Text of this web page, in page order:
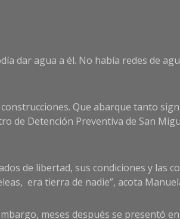
dar agua a él. No había redes de
Que abarque tanto
de Detención Preventiva de San
de libertad, sus condiciones y las
era tierra de nadie”, acota
meses después se presentó